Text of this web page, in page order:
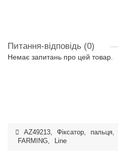
Питання-відповідь (0)
Немає запитань про цей товар.
AZ49213, Фіксатор, пальця,
FARMING, Line